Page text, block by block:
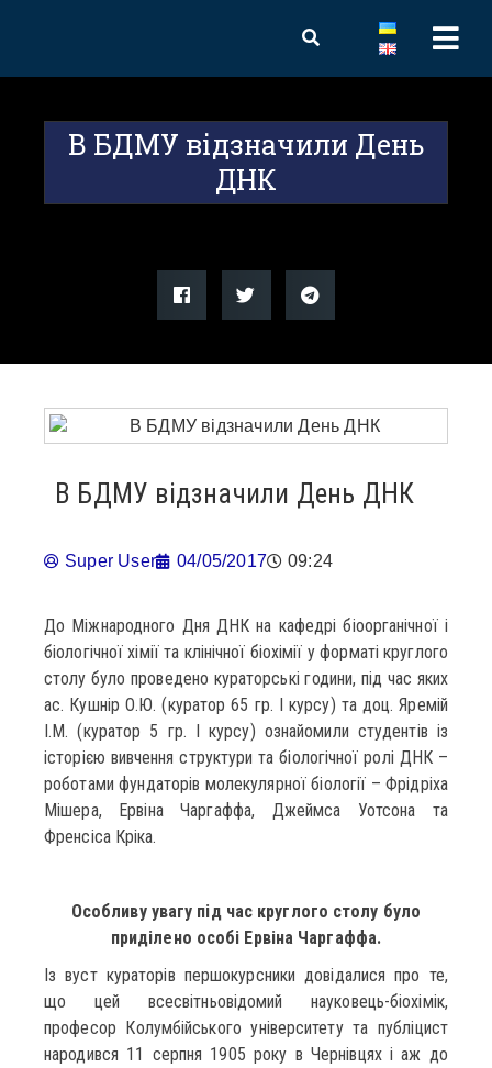
В БДМУ відзначили День
ДНК
В БДМУ відзначили День ДНК
Super User 04/05/2017 09:24
До Міжнародного Дня ДНК на кафедрі біоорганічної і
біологічної хімії та клінічної біохімії у форматі круглого
столу було проведено кураторські години, під час яких
ас. Кушнір О.Ю. (куратор 65 гр. І курсу) та доц. Яремій
І.М. (куратор 5 гр. І курсу) ознайомили студентів із
історією вивчення структури та біологічної ролі ДНК –
роботами фундаторів молекулярної біології – Фрідріха
Мішера, Ервіна Чаргаффа, Джеймса Уотсона та
Френсіса Кріка.
Особливу увагу під час круглого столу було
приділено особі Ервіна Чаргаффа.
Із вуст кураторів першокурсники довідалися про те,
що цей всесвітньовідомий науковець-біохімік,
професор Колумбійського університету та публіцист
народився 11 серпня 1905 року в Чернівцях і аж до